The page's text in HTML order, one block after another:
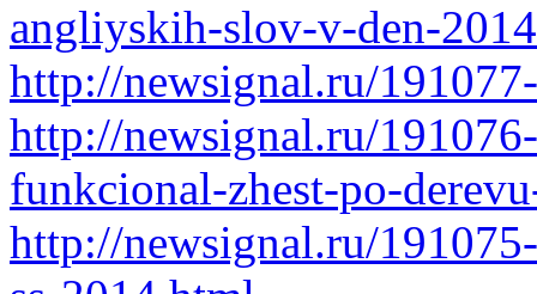
angliyskih-slov-v-den-
http://newsignal.ru/
http://newsignal.ru/
funkcional-zhest-po-
http://newsignal.ru/